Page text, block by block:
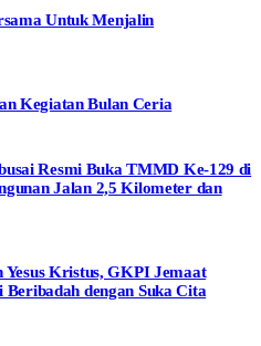
Untuk Menjalin
Kegiatan Bulan Ceria
Resmi Buka TMMD Ke-129 di
Jalan 2,5 Kilometer dan
Kristus, GKPI Jemaat
dengan Suka Cita